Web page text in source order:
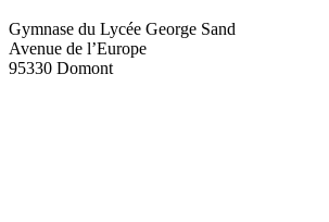
Gymnase du Lycée George Sand
Avenue de l’Europe
95330 Domont